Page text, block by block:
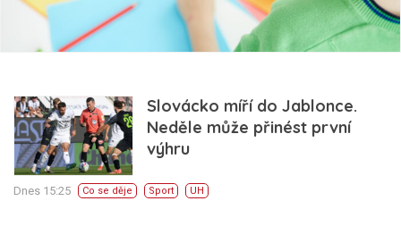
Slovácko míří do Jablonce.
Neděle může přinést první
výhru
Dnes 15:25 Co se děje Sport UH